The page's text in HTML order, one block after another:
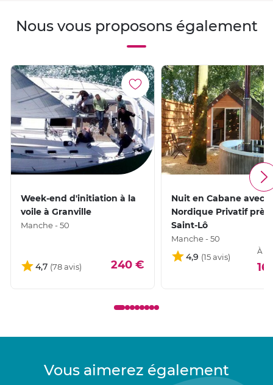
Nous vous proposons également
Week-end d'initiation à la
voile à Granville
Manche - 50
4,7 240 €
Nuit en Cabane avec
Nordique Privatif près
Saint-Lô
Manche - 50
4,9
À
Vous aimerez également